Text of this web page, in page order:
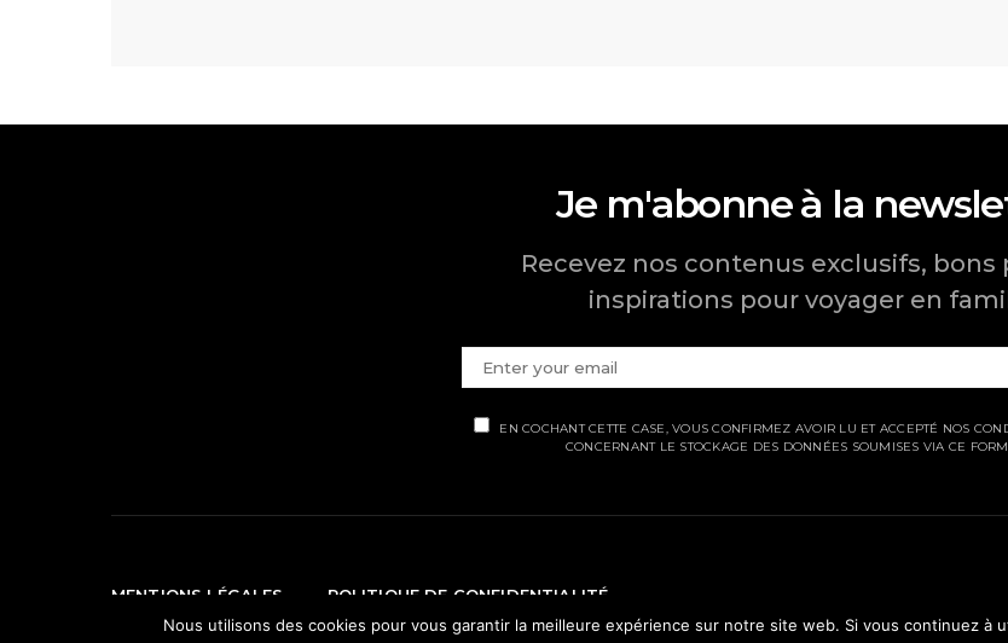
Je m'abonne à la
Recevez nos contenus exclusifs, bons
inspirations pour voyager en
EN COCHANT CETTE CASE, VOUS CONFIRMEZ AVOIR LU ET ACCEPTÉ NOS
CONCERNANT LE STOCKAGE DES DONNÉES SOUMISES VIA CE
MENTIONS LÉGALES POLITIQUE DE CONFIDENTIALITÉ
© Ti' Piment 2012 - 2026
Nous utilisons des cookies pour vous garantir la meilleure expérience sur notre site web. Si vous continuez